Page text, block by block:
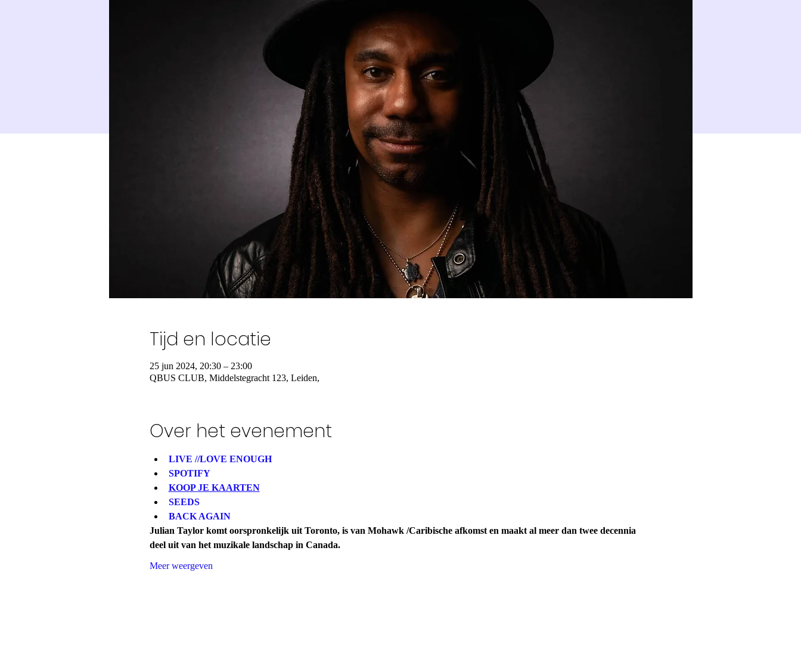
Tijd en locatie
25 jun 2024, 20:30 – 23:00
QBUS CLUB, Middelstegracht 123, Leiden,
Over het evenement
LIVE //LOVE ENOUGH
SPOTIFY
KOOP JE KAARTEN
SEEDS
BACK AGAIN
Julian Taylor komt oorspronkelijk uit Toronto, is van Mohawk /Caribische afkomst en maakt al meer dan twee decennia
deel uit van het muzikale landschap in Canada.
Meer weergeven